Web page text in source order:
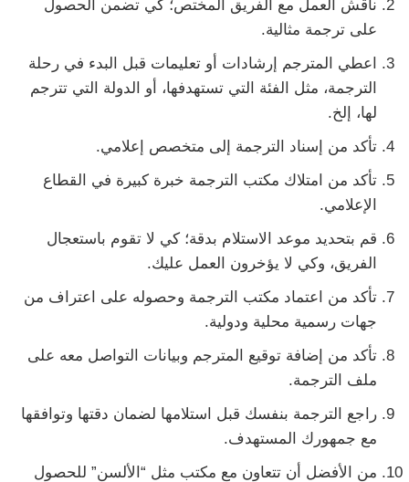
ناقش العمل مع الفريق المختص؛ كي تضمن الحصول
على ترجمة مثالية.
اعطي المترجم إرشادات أو تعليمات قبل البدء في رحلة
الترجمة، مثل الفئة التي تستهدفها، أو الدولة التي تترجم
لها، إلخ.
تأكد من إسناد الترجمة إلى متخصص إعلامي.
تأكد من امتلاك مكتب الترجمة خبرة كبيرة في القطاع
الإعلامي.
قم بتحديد موعد الاستلام بدقة؛ كي لا تقوم باستعجال
الفريق، وكي لا يؤخرون العمل عليك.
تأكد من اعتماد مكتب الترجمة وحصوله على اعتراف من
جهات رسمية محلية ودولية.
تأكد من إضافة توقيع المترجم وبيانات التواصل معه على
ملف الترجمة.
راجع الترجمة بنفسك قبل استلامها لضمان دقتها وتوافقها
مع جمهورك المستهدف.
من الأفضل أن تتعاون مع مكتب مثل “الألسن” للحصول